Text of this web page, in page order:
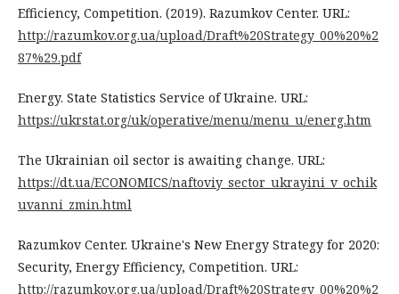
Efficiency, Competition. (2019). Razumkov Center. URL:
http://razumkov.org.ua/upload/Draft%20Strategy_00%20%2
87%29.pdf
Energy. State Statistics Service of Ukraine. URL:
https://ukrstat.org/uk/operative/menu/menu_u/energ.htm
The Ukrainian oil sector is awaiting change. URL:
https://dt.ua/ECONOMICS/naftoviy_sector_ukrayini_v_ochik
uvanni_zmin.html
Razumkov Center. Ukraine's New Energy Strategy for 2020:
Security, Energy Efficiency, Competition. URL:
http://razumkov.org.ua/upload/Draft%20Strategy_00%20%2